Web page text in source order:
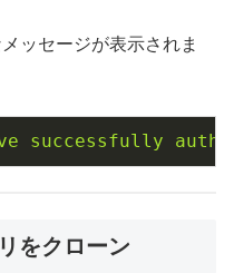
ッセージが表示されま
successfully
をクローン